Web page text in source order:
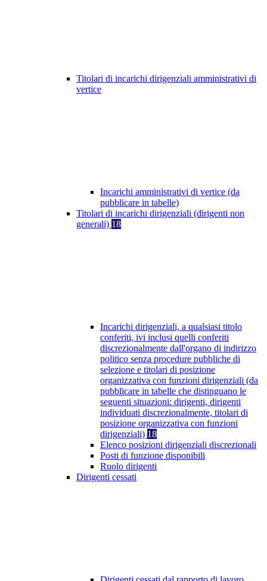
Titolari di incarichi dirigenziali amministrativi di
vertice
Incarichi amministrativi di vertice (da
pubblicare in tabelle)
Titolari di incarichi dirigenziali (dirigenti non
generali) 18
Incarichi dirigenziali, a qualsiasi titolo
conferiti, ivi inclusi quelli conferiti
discrezionalmente dall'organo di indirizzo
politico senza procedure pubbliche di
selezione e titolari di posizione
organizzativa con funzioni dirigenziali (da
pubblicare in tabelle che distinguano le
seguenti situazioni: dirigenti, dirigenti
individuati discrezionalmente, titolari di
posizione organizzativa con funzioni
dirigenziali) 18
Elenco posizioni dirigenziali discrezionali
Posti di funzione disponibili
Ruolo dirigenti
Dirigenti cessati